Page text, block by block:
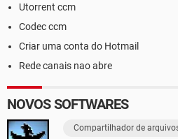
Utorrent ccm
Codec ccm
Criar uma conta do Hotmail
Rede canais nao abre
NOVOS SOFTWARES
Compartilhador de